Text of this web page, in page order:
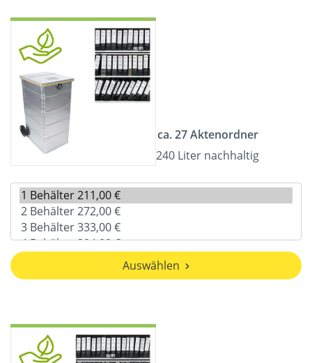
ca. 27 Aktenordner
240 Liter nachhaltig
Auswählen